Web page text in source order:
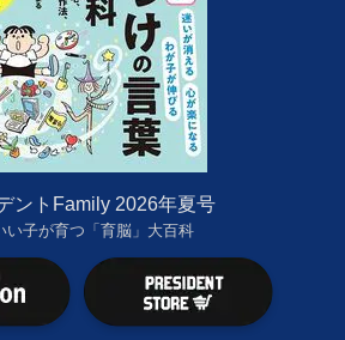
ントFamily 2026年夏号
い子が育つ「育脳」大百科